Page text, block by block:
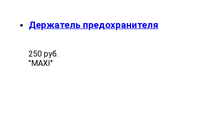
Держатель предохранителя
250 руб.
"MAXI"